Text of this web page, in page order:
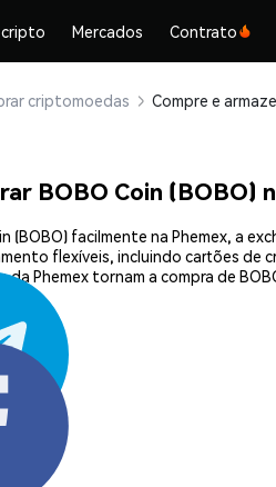
cripto Mercados Contrato
criptomoedas
BOBO Coin (BOBO)
(BOBO) facilmente na Phemex, a
flexíveis, incluindo cartões de
da Phemex tornam a compra de